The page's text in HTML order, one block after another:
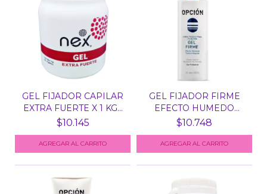
GEL FIJADOR CAPILAR
EXTRA FUERTE X 1 KG...
$10.145
GEL FIJADOR FIRME
EFECTO HUMEDO
OPCION X...
$10.748